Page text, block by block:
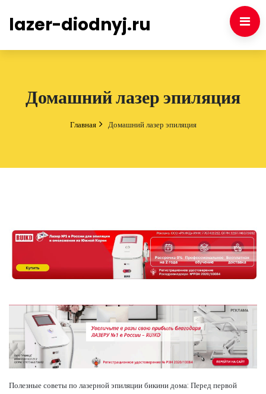
lazer-diodnyj.ru
Домашний лазер эпиляция
Главная Домашний лазер эпиляция
Полезные советы по лазерной эпиляции бикини дома: Перед первой